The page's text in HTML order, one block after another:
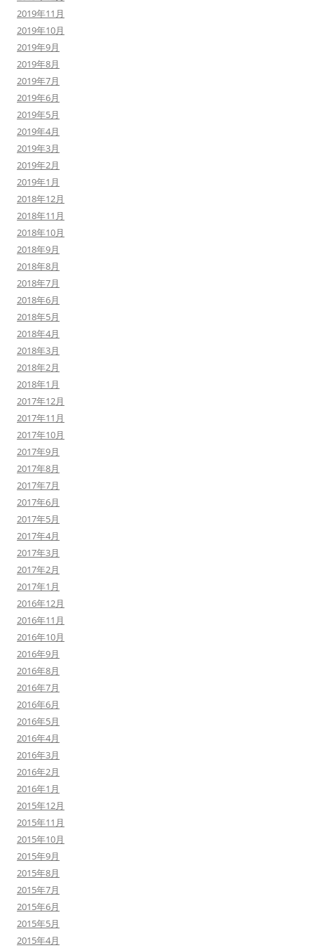
2019年11月
2019年10月
2019年9月
2019年8月
2019年7月
2019年6月
2019年5月
2019年4月
2019年3月
2019年2月
2019年1月
2018年12月
2018年11月
2018年10月
2018年9月
2018年8月
2018年7月
2018年6月
2018年5月
2018年4月
2018年3月
2018年2月
2018年1月
2017年12月
2017年11月
2017年10月
2017年9月
2017年8月
2017年7月
2017年6月
2017年5月
2017年4月
2017年3月
2017年2月
2017年1月
2016年12月
2016年11月
2016年10月
2016年9月
2016年8月
2016年7月
2016年6月
2016年5月
2016年4月
2016年3月
2016年2月
2016年1月
2015年12月
2015年11月
2015年10月
2015年9月
2015年8月
2015年7月
2015年6月
2015年5月
2015年4月